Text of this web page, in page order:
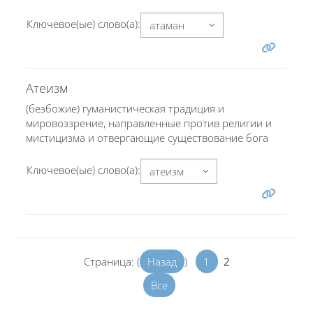
Ключевое(ые) слово(а):
Атеизм
(безбожие) гуманистическая традиция и
мировоззрение, направленные против религии и
мистицизма и отвергающие существование бога
Ключевое(ые) слово(а):
Страница: ( Назад ) 1
2
Все